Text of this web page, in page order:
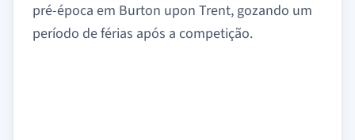
pré-época em Burton upon Trent, gozando um
período de férias após a competição.